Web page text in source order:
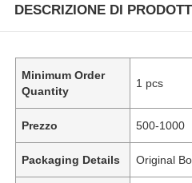
DESCRIZIONE DI
Minimum Order
Quantity
1 pcs
Prezzo 500-1000
Packaging Details Original